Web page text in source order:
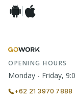
OPENING HOURS
Monday - Friday,
+62 21 3970 7888